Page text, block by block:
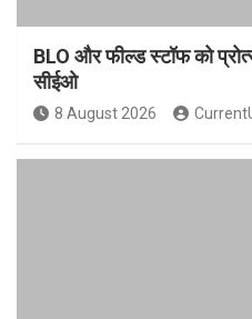
BLO और फील्ड स्टॉफ को
सीईओ
8 August 2026